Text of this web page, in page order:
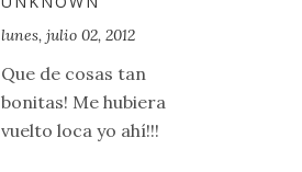
lunes, julio 02, 2012
Que de cosas tan
bonitas! Me hubiera
vuelto loca yo ahí!!!